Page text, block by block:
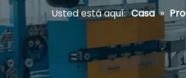
Usted está aquí: Casa »